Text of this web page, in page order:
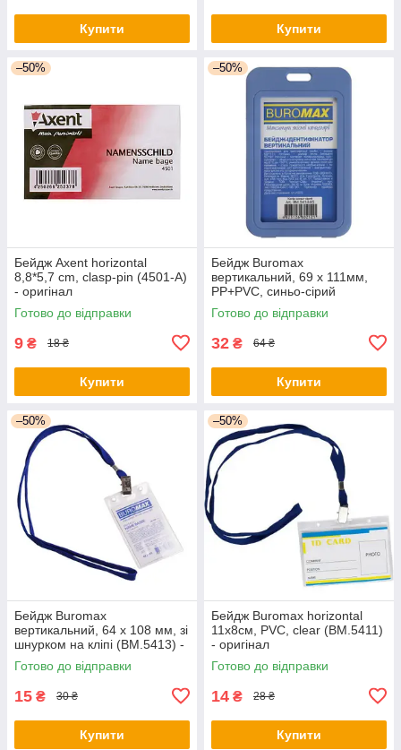
Купити Купити
–50%
Бейдж Axent horizontal
8,8*5,7 cm, clasp-pin (4501-А)
- оригінал
Готово до відправки
9 ₴ 18 ₴
Купити
–50%
Бейдж Buromax
вертикальний, 69 х 111мм,
PP+PVC, синьо-сірий
(BM.5414-95) - оригінал
Готово до відправки
32 ₴ 64 ₴
Купити
–50%
Бейдж Buromax
вертикальний, 64 х 108 мм, зі
шнурком на кліпі (BM.5413) -
оригінал
Готово до відправки
15 ₴ 30 ₴
Купити
–50%
Бейдж Buromax horizontal
11х8cм, PVC, clear (BM.5411)
- оригінал
Готово до відправки
14 ₴ 28 ₴
Купити